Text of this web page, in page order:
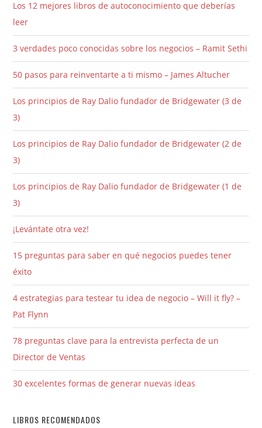
Los 12 mejores libros de autoconocimiento que deberías
leer
3 verdades poco conocidas sobre los negocios – Ramit Sethi
50 pasos para reinventarte a ti mismo – James Altucher
Los principios de Ray Dalio fundador de Bridgewater (3 de
3)
Los principios de Ray Dalio fundador de Bridgewater (2 de
3)
Los principios de Ray Dalio fundador de Bridgewater (1 de
3)
¡Levántate otra vez!
15 preguntas para saber en qué negocios puedes tener
éxito
4 estrategias para testear tu idea de negocio – Will it fly? –
Pat Flynn
78 preguntas clave para la entrevista perfecta de un
Director de Ventas
30 excelentes formas de generar nuevas ideas
LIBROS RECOMENDADOS